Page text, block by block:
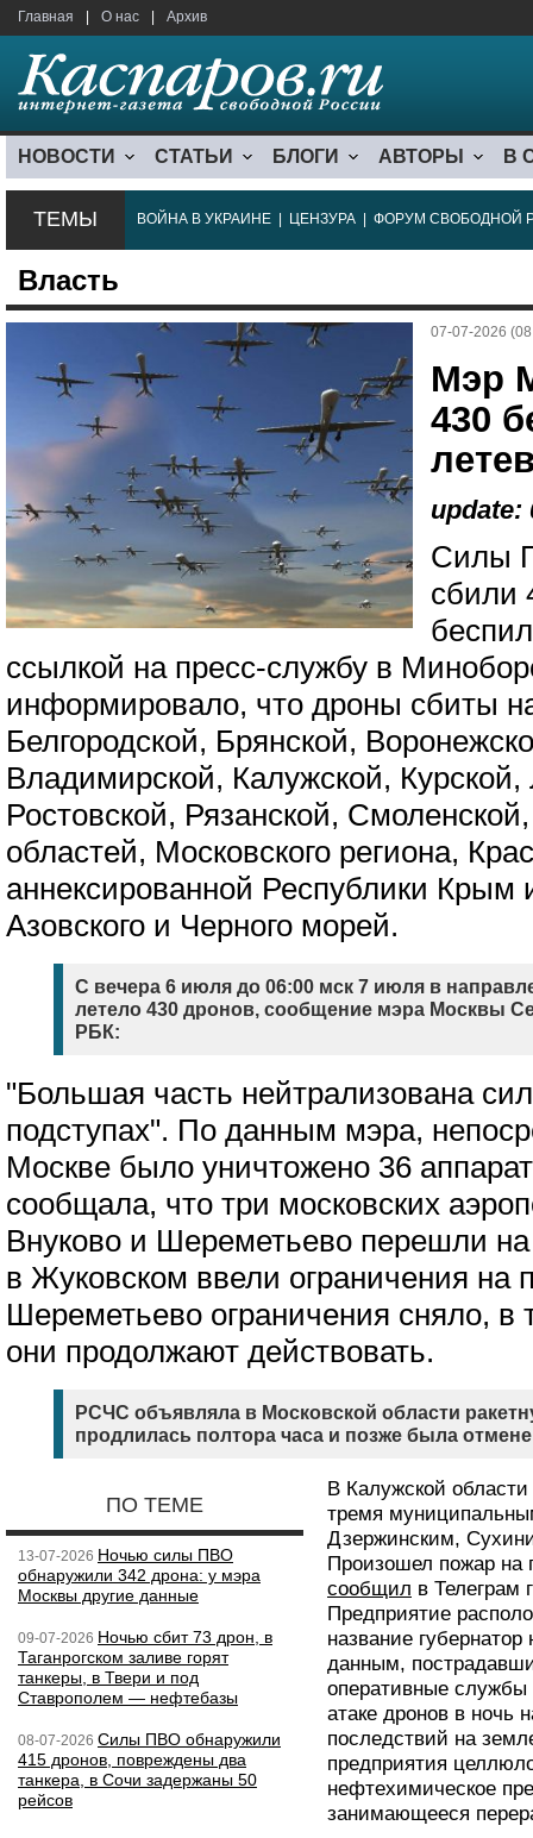
Главная О нас Архив
НОВОСТИ СТАТЬИ БЛОГИ АВТОРЫ В
ТЕМЫ ВОЙНА В УКРАИНЕ ЦЕНЗУРА ФОРУМ СВОБОДНОЙ
Власть
07-07-2026
Мэр
430
update:
Силы
сбили
ссылкой на пресс-службу в
информировало, что дроны сбиты
Белгородской, Брянской,
Владимирской, Калужской,
Ростовской, Рязанской,
областей, Московского региона,
аннексированной Республики Крым
Азовского и Черного морей.
С вечера 6 июля до 06:00 мск 7 июля в
летело 430 дронов, сообщение мэра Москвы
РБК:
"Большая часть нейтрализована
подступах". По данным мэра,
Москве было уничтожено 36
сообщала, что три московских
Внуково и Шереметьево перешли на
в Жуковском ввели ограничения на
Шереметьево ограничения сняло, в
они продолжают действовать.
РСЧС объявляла в Московской области
продлилась полтора часа и позже была
ПО ТЕМЕ
13-07-2026 Ночью силы ПВО
обнаружили 342 дрона: у мэра
Москвы другие данные
09-07-2026 Ночью сбит 73 дрон, в
Таганрогском заливе горят
танкеры, в Твери и под
Ставрополем — нефтебазы
08-07-2026 Силы ПВО обнаружили
415 дронов, повреждены два
танкера, в Сочи задержаны 50
рейсов
В Калужской
тремя
Дзержинским,
Произошел пожар
сообщил в Телеграм
Предприятие
название
данным,
оперативные службы
атаке дронов в ночь
последствий на
предприятия
нефтехимическое
занимающееся